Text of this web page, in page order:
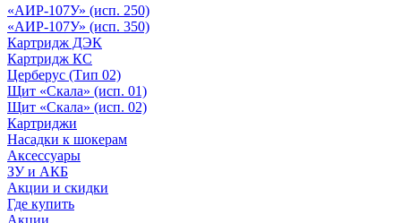
«АИР-107У» (исп. 250)
«АИР-107У» (исп. 350)
Картридж ДЭК
Картридж КС
Церберус (Тип 02)
Щит «Скала» (исп. 01)
Щит «Скала» (исп. 02)
Картриджи
Насадки к шокерам
Аксессуары
ЗУ и АКБ
Акции и скидки
Где купить
Акции